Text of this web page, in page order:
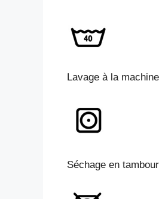
Lavage à la
Séchage en tambour